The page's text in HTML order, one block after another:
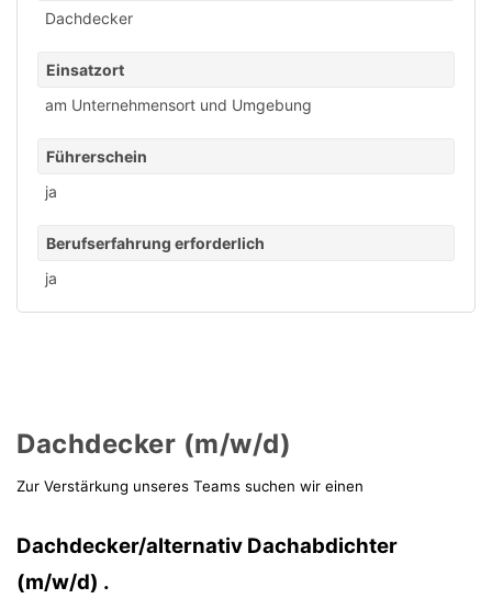
Dachdecker
Einsatzort
am Unternehmensort und Umgebung
Führerschein
ja
Berufserfahrung erforderlich
ja
Dachdecker (m/w/d)
Zur Verstärkung unseres Teams suchen wir einen
Dachdecker/alternativ Dachabdichter
(m/w/d) .